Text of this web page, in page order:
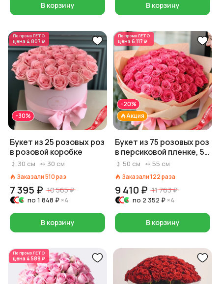
В корзину В корзину
По промоЛЕТО
цена 4 807 ₽
-30%
Букет из 25 розовых роз
в розовой коробке
30 см 30 см
Заказали510раз
7 395 ₽ 10 565 ₽
по 1 848 ₽ ×4
В корзину
По промоЛЕТО
цена 6 117 ₽
Акция
-20%
Букет из 75 розовых роз
в персиковой пленке, 50
см50 см 55 см
Заказали122раза
9 410 ₽ 11 763 ₽
по 2 352 ₽ ×4
В корзину
По промоЛЕТО
цена 4 589 ₽